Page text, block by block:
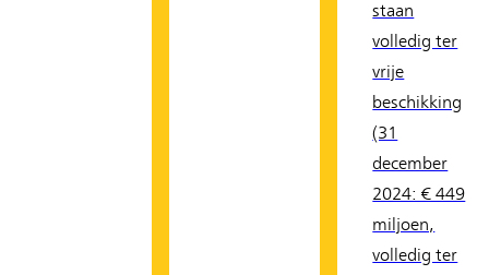
staan
volledig ter
vrije
beschikking
(31
december
2024: € 449
miljoen,
volledig ter